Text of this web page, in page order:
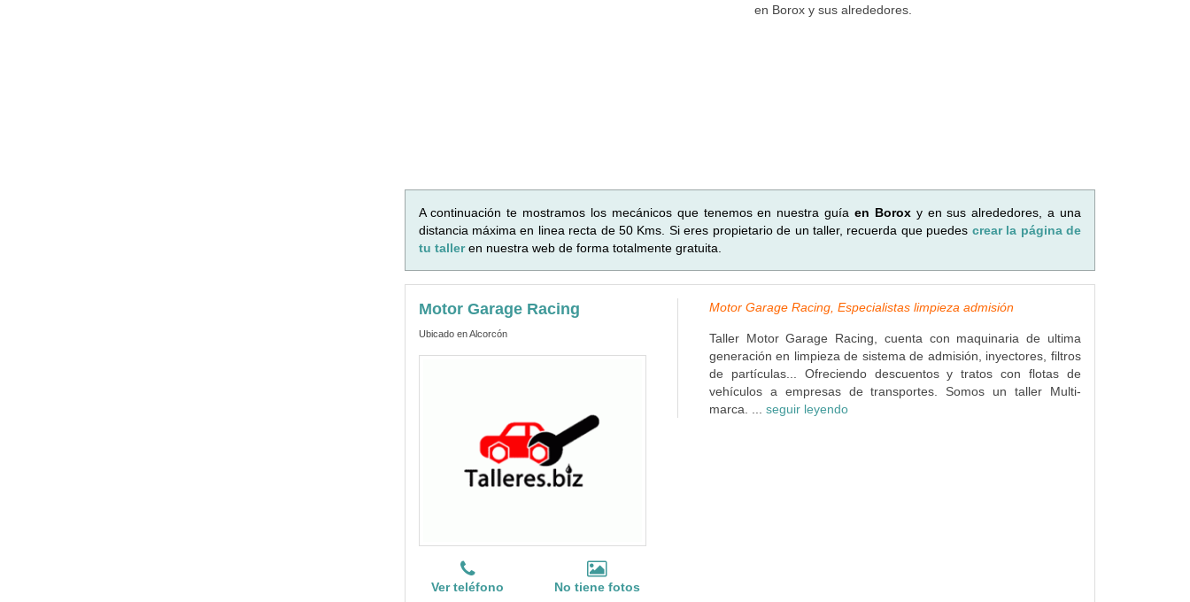
en Borox y sus alrededores.
A continuación te mostramos los mecánicos que tenemos en nuestra guía en Boroxy en sus alrededores, a una
distancia máxima en linea recta de 50 Kms. Si eres propietario de un taller, recuerda que puedes crear la página de
tu talleren nuestra web de forma totalmente gratuita.
Motor Garage Racing
Ubicado en Alcorcón
Ver teléfono No tiene fotos
Motor Garage Racing, Especialistas limpieza admisión
Taller Motor Garage Racing, cuenta con maquinaria de ultima
generación en limpieza de sistema de admisión, inyectores, filtros
de partículas... Ofreciendo descuentos y tratos con flotas de
vehículos a empresas de transportes. Somos un taller Multi-
marca. ... seguir leyendo